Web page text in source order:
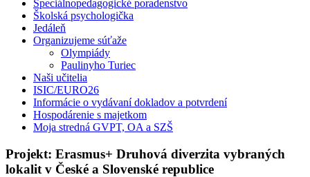
Špeciálnopedagogické poradenstvo
Školská psychologička
Jedáleň
Organizujeme súťaže
Olympiády
Paulinyho Turiec
Naši učitelia
ISIC/EURO26
Informácie o vydávaní dokladov a potvrdení
Hospodárenie s majetkom
Moja stredná GVPT, OA a SZŠ
Projekt: Erasmus+ Druhová diverzita vybraných
lokalit v České a Slovenské republice